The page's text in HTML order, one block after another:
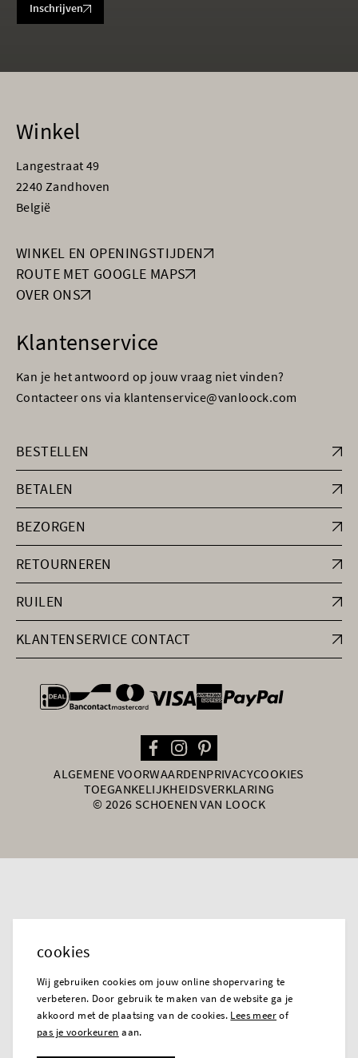
Inschrijven
Winkel
Langestraat 49
2240 Zandhoven
België
WINKEL EN OPENINGSTIJDEN
ROUTE MET GOOGLE MAPS
OVER ONS
Klantenservice
Kan je het antwoord op jouw vraag niet vinden?
Contacteer ons via klantenservice@vanloock.com
BESTELLEN
BETALEN
BEZORGEN
RETOURNEREN
RUILEN
KLANTENSERVICE CONTACT
general.paymentOptions
ALGEMENE VOORWAARDENPRIVACYCOOKIES
TOEGANKELIJKHEIDSVERKLARING
© 2026 SCHOENEN VAN LOOCK
cookies
Wij gebruiken cookies om jouw online shopervaring te
verbeteren. Door gebruik te maken van de website ga je
akkoord met de plaatsing van de cookies. Lees meerof
pas je voorkeuren aan.